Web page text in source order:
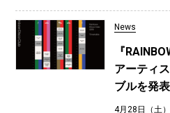
News
『
アーティ
ブルを発表
4月28日（土